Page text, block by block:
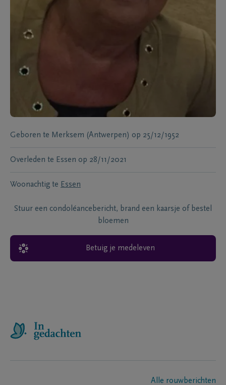
Geboren te Merksem (Antwerpen) op 25/12/1952
Overleden te Essen op 28/11/2021
Woonachtig te Essen
Stuur een condoléancebericht, brand een kaarsje of bestel
bloemen
Betuig je medeleven
Alle rouwberichten